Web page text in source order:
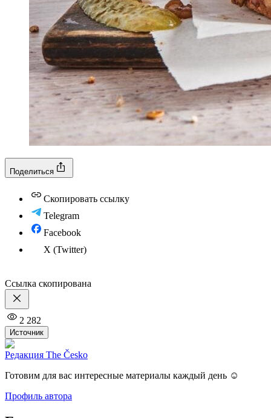
Поделиться
Скопировать ссылку
Telegram
Facebook
X (Twitter)
Ссылка скопирована
2 282
Источник
Редакция The Česko
Готовим для вас интересные материалы каждый день ☺️
Профиль автора